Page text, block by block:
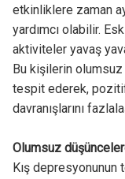
etkinliklere zaman
yardımcı olabilir.
aktiviteler yavaş
Bu kişilerin olumsuz
tespit ederek,
davranışlarını
Olumsuz
Kış